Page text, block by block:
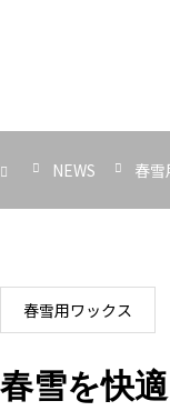
NEWS 春雪
春雪用ワックス
春雪を快